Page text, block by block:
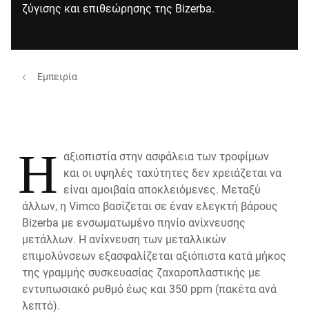
ζύγισης και επιθεώρησης της Bizerba.
Εμπειρία
Η αξιοπιστία στην ασφάλεια των τροφίμων
και οι υψηλές ταχύτητες δεν χρειάζεται να
είναι αμοιβαία αποκλειόμενες. Μεταξύ
άλλων, η Vimco βασίζεται σε έναν ελεγκτή βάρους
Bizerba με ενσωματωμένο πηνίο ανίχνευσης
μετάλλων. Η ανίχνευση των μεταλλικών
επιμολύνσεων εξασφαλίζεται αξιόπιστα κατά μήκος
της γραμμής συσκευασίας ζαχαροπλαστικής με
εντυπωσιακό ρυθμό έως και 350 ppm (πακέτα ανά
λεπτό).